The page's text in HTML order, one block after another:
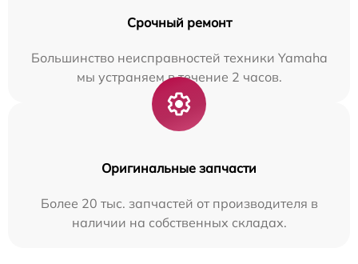
Срочный ремонт
Большинство неисправностей техники Yamaha
мы устраняем в течение 2 часов.
Оригинальные запчасти
Более 20 тыс. запчастей от производителя в
наличии на собственных складах.